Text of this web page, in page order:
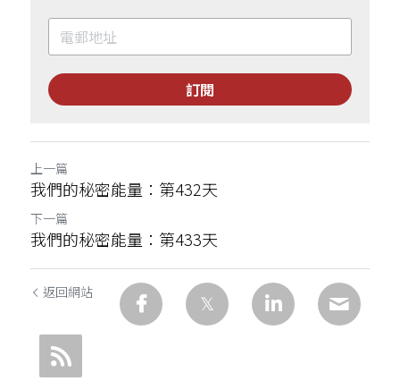
訂閱
上一篇
我們的秘密能量：第432天
下一篇
我們的秘密能量：第433天
返回網站